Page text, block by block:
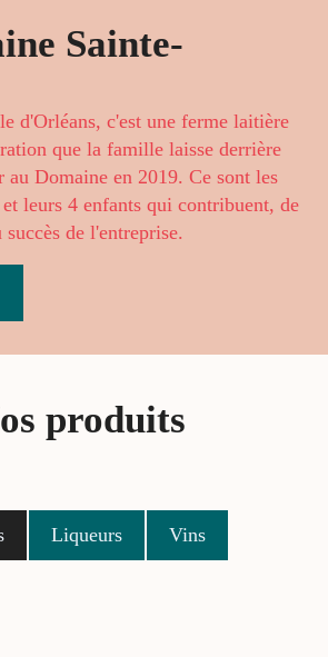
Sainte-
d'Orléans, c'est une ferme laitière
que la famille laisse derrière
au Domaine en 2019. Ce sont les
leurs 4 enfants qui contribuent, de
de l'entreprise.
produits
Liqueurs Vins